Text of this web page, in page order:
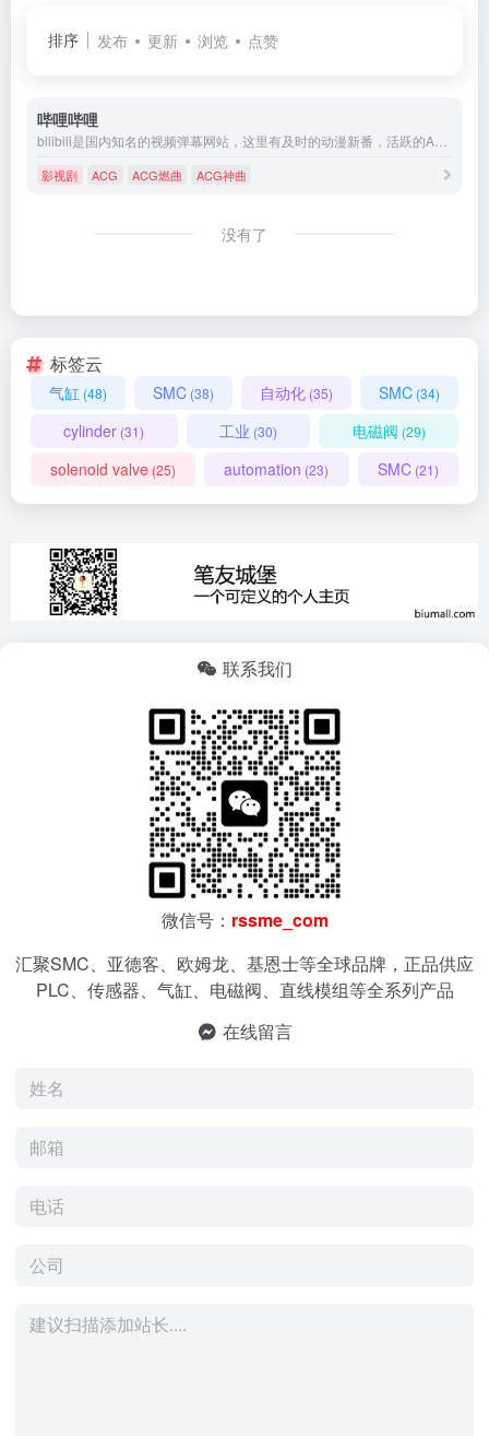
排序 发布 更新 浏览 点赞
哔哩哔哩
影视剧 ACG ACG燃曲 ACG神曲
没有了
标签云
气缸 (48) SMC (38) 自动化 (35) SMC (34)
cylinder (31) 工业 (30) 电磁阀 (29)
solenoid valve (25) automation (23) SMC(21)
联系我们
微信号： rssme_com
汇聚SMC、亚德客、欧姆龙、基恩士等全球品牌，正品供应
PLC、传感器、气缸、电磁阀、直线模组等全系列产品
在线留言